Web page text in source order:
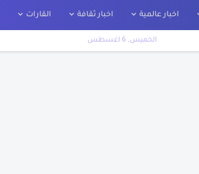
اخبار عالمية اخبار ثقافة القارات
الخميس, 6 اغسطس